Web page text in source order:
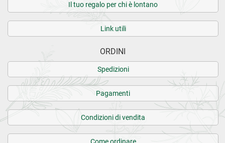
Il tuo regalo per chi è lontano
Link utili
ORDINI
Spedizioni
Pagamenti
Condizioni di vendita